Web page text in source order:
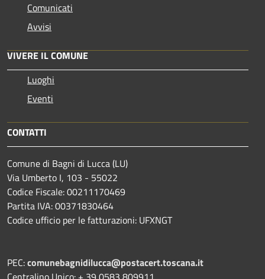
Comunicati
Avvisi
VIVERE IL COMUNE
Luoghi
Eventi
CONTATTI
Comune di Bagni di Lucca (LU)
Via Umberto I, 103 - 55022
Codice Fiscale: 00211170469
Partita IVA: 00371830464
Codice ufficio per le fatturazioni: UFXNGT
PEC:comunebagnidilucca@postacert.toscana.it